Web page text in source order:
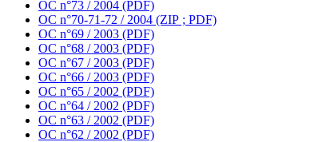
OC n°73 / 2004 (PDF)
OC n°70-71-72 / 2004 (ZIP ; PDF)
OC n°69 / 2003 (PDF)
OC n°68 / 2003 (PDF)
OC n°67 / 2003 (PDF)
OC n°66 / 2003 (PDF)
OC n°65 / 2002 (PDF)
OC n°64 / 2002 (PDF)
OC n°63 / 2002 (PDF)
OC n°62 / 2002 (PDF)